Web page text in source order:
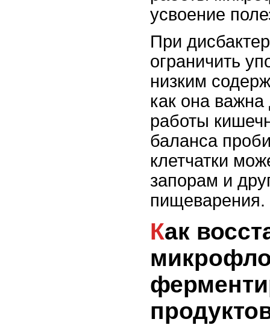
усвоение
При
ограничить
низким
как она
работы
баланса
клетчатки
запорам и
пищеварения.
Как восстановить